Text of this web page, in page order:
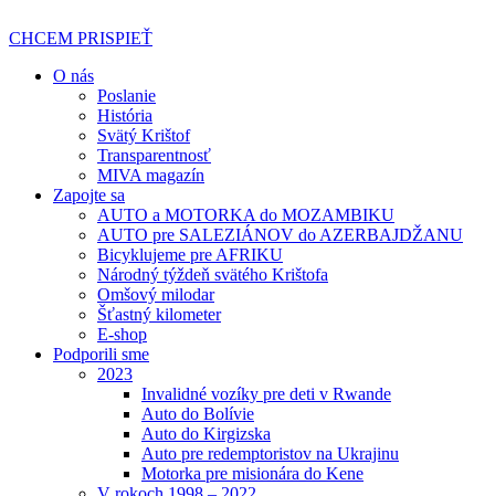
na
CHCEM PRISPIEŤ
O nás
Poslanie
História
Svätý Krištof
Transparentnosť
MIVA magazín
Zapojte sa
AUTO a MOTORKA do MOZAMBIKU
AUTO pre SALEZIÁNOV do AZERBAJDŽANU
Bicyklujeme pre AFRIKU
Národný týždeň svätého Krištofa
Omšový milodar
Šťastný kilometer
E-shop
Podporili sme
2023
Invalidné vozíky pre deti v Rwande
Auto do Bolívie
Auto do Kirgizska
Auto pre redemptoristov na Ukrajinu
Motorka pre misionára do Kene